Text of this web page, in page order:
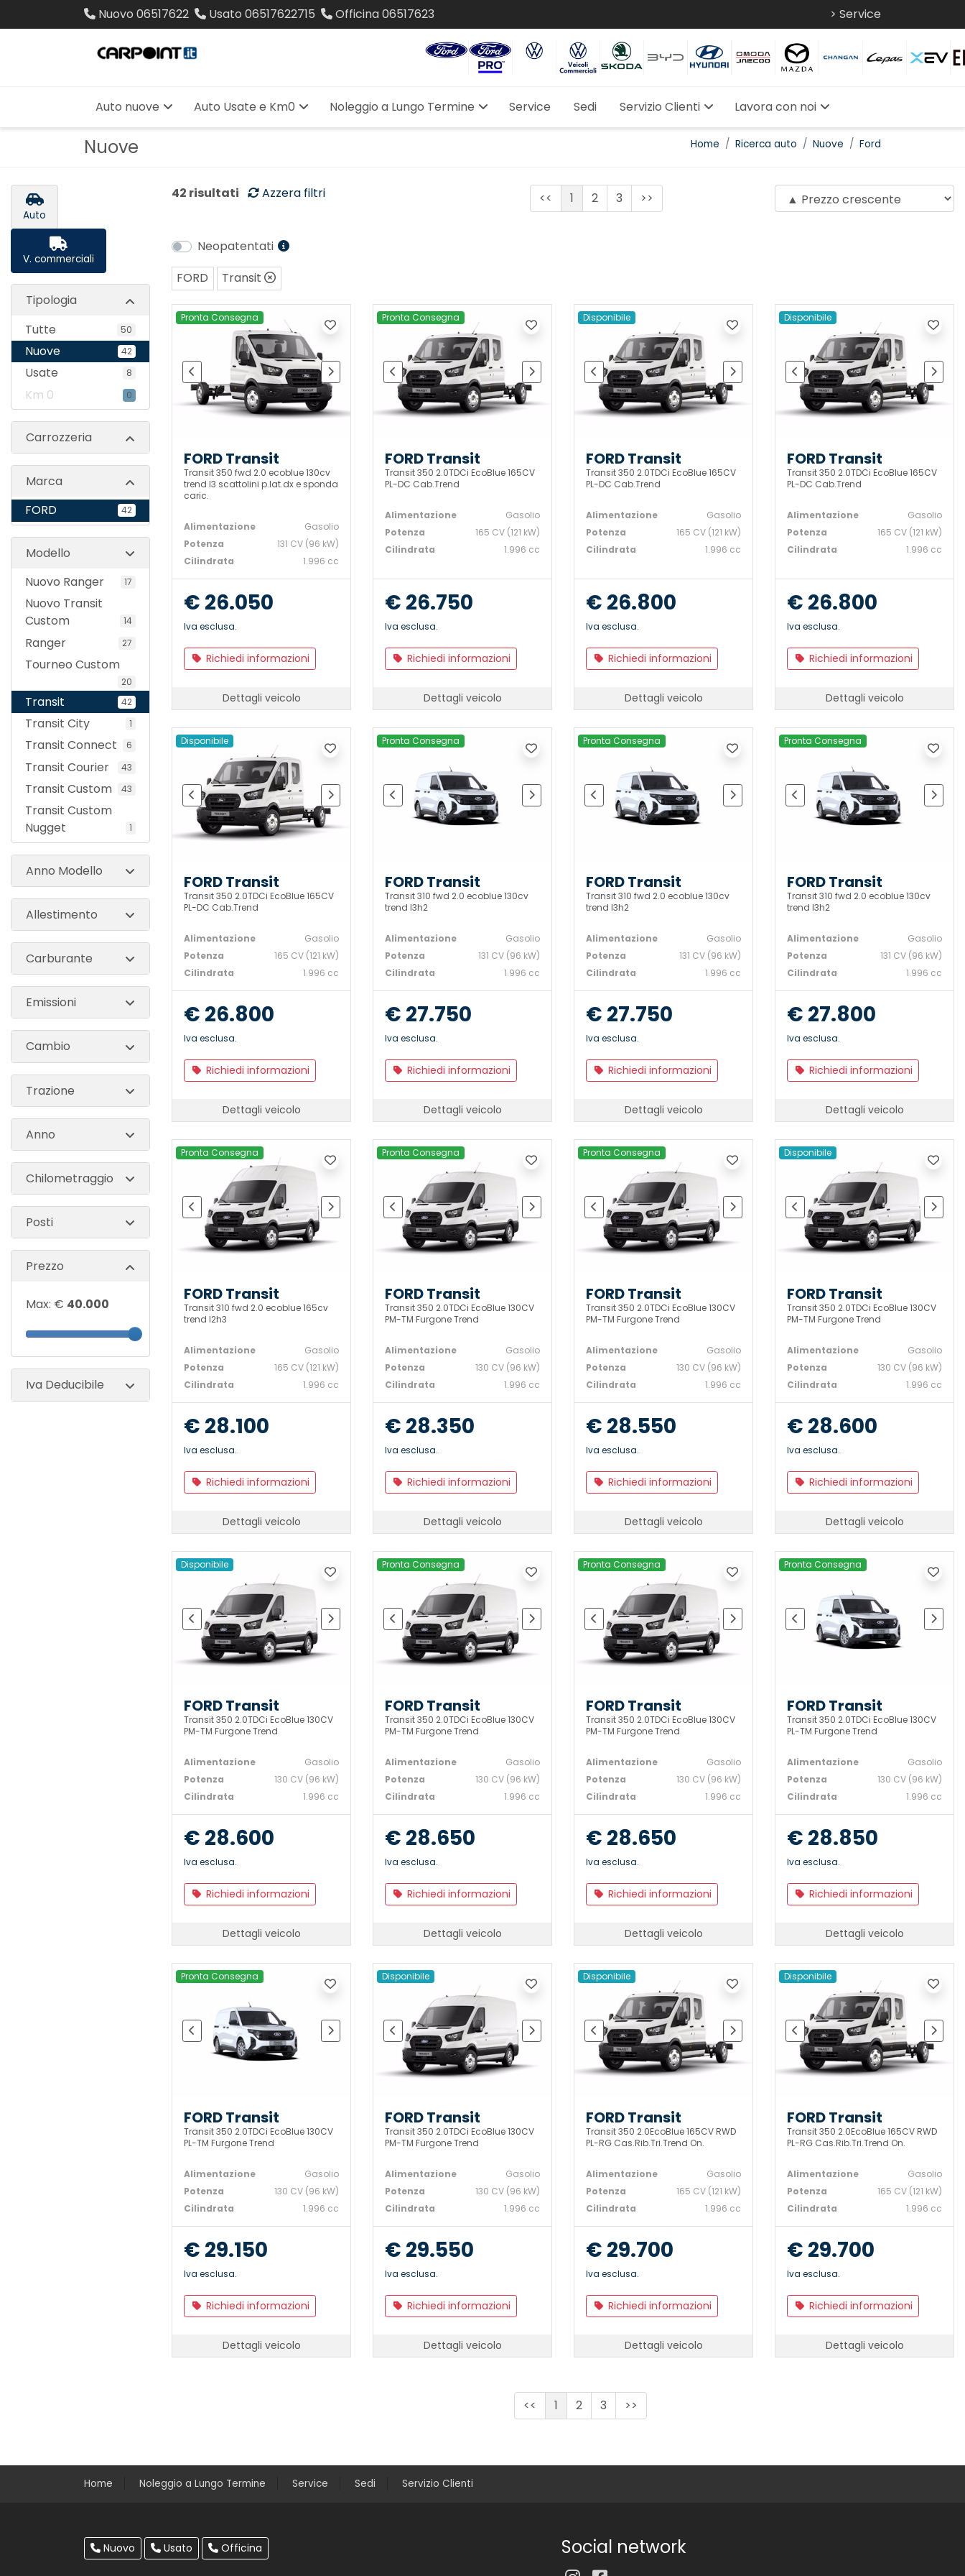
Nuovo 06517622 Usato 06517622715 Officina06517623 > Service
Auto nuove Auto Usate e Km0 Noleggio a Lungo Termine Service Sedi Servizio Clienti Lavora con noi
Nuove Home Ricerca auto Nuove Ford
Auto
V. commerciali
Tipologia
Tutte
50
Nuove 42
Usate 8
Km 0 0
Carrozzeria
Marca
FORD
42
Modello
Nuovo Ranger
17
Nuovo Transit
Custom
14
Ranger 27
Tourneo Custom
20
Transit 42
Transit City 1
Transit Connect 6
Transit Courier 43
Transit Custom 43
Transit Custom
Nugget
1
Anno Modello
Allestimento
Carburante
Emissioni
Cambio
Trazione
Anno
Chilometraggio
Posti
Prezzo
Max: € 40.000
Iva Deducibile
42 risultati Azzera filtri << 1 2 3 >>
Neopatentati
FORD
Transit
Pronta Consegna
FORD Transit
Transit 350 fwd 2.0 ecoblue 130cv
trend l3 scattolini p.lat.dx e sponda
caric.
Alimentazione
Gasolio
Potenza
131 CV (96 kW)
Cilindrata
1.996 cc
€ 26.050
Iva esclusa.
Richiedi informazioni
Dettagli veicolo
Pronta Consegna
FORD Transit
Transit 350 2.0TDCi EcoBlue 165CV
PL-DC Cab.Trend
Alimentazione
Gasolio
Potenza
165 CV (121 kW)
Cilindrata
1.996 cc
€ 26.750
Iva esclusa.
Richiedi informazioni
Dettagli veicolo
Disponibile
FORD Transit
Transit 350 2.0TDCi EcoBlue 165CV
PL-DC Cab.Trend
Alimentazione
Gasolio
Potenza
165 CV (121 kW)
Cilindrata
1.996 cc
€ 26.800
Iva esclusa.
Richiedi informazioni
Dettagli veicolo
Disponibile
FORD Transit
Transit 350 2.0TDCi EcoBlue 165CV
PL-DC Cab.Trend
Alimentazione
Gasolio
Potenza
165 CV (121 kW)
Cilindrata
1.996 cc
€ 26.800
Iva esclusa.
Richiedi informazioni
Dettagli veicolo
Disponibile
FORD Transit
Transit 350 2.0TDCi EcoBlue 165CV
PL-DC Cab.Trend
Alimentazione
Gasolio
Potenza
165 CV (121 kW)
Cilindrata
1.996 cc
€ 26.800
Iva esclusa.
Richiedi informazioni
Dettagli veicolo
Pronta Consegna
FORD Transit
Transit 310 fwd 2.0 ecoblue 130cv
trend l3h2
Alimentazione
Gasolio
Potenza
131 CV (96 kW)
Cilindrata
1.996 cc
€ 27.750
Iva esclusa.
Richiedi informazioni
Dettagli veicolo
Pronta Consegna
FORD Transit
Transit 310 fwd 2.0 ecoblue 130cv
trend l3h2
Alimentazione
Gasolio
Potenza
131 CV (96 kW)
Cilindrata
1.996 cc
€ 27.750
Iva esclusa.
Richiedi informazioni
Dettagli veicolo
Pronta Consegna
FORD Transit
Transit 310 fwd 2.0 ecoblue 130cv
trend l3h2
Alimentazione
Gasolio
Potenza
131 CV (96 kW)
Cilindrata
1.996 cc
€ 27.800
Iva esclusa.
Richiedi informazioni
Dettagli veicolo
Pronta Consegna
FORD Transit
Transit 310 fwd 2.0 ecoblue 165cv
trend l2h3
Alimentazione
Gasolio
Potenza
165 CV (121 kW)
Cilindrata
1.996 cc
€ 28.100
Iva esclusa.
Richiedi informazioni
Dettagli veicolo
Pronta Consegna
FORD Transit
Transit 350 2.0TDCi EcoBlue 130CV
PM-TM Furgone Trend
Alimentazione
Gasolio
Potenza
130 CV (96 kW)
Cilindrata
1.996 cc
€ 28.350
Iva esclusa.
Richiedi informazioni
Dettagli veicolo
Pronta Consegna
FORD Transit
Transit 350 2.0TDCi EcoBlue 130CV
PM-TM Furgone Trend
Alimentazione
Gasolio
Potenza
130 CV (96 kW)
Cilindrata
1.996 cc
€ 28.550
Iva esclusa.
Richiedi informazioni
Dettagli veicolo
Disponibile
FORD Transit
Transit 350 2.0TDCi EcoBlue 130CV
PM-TM Furgone Trend
Alimentazione
Gasolio
Potenza
130 CV (96 kW)
Cilindrata
1.996 cc
€ 28.600
Iva esclusa.
Richiedi informazioni
Dettagli veicolo
Disponibile
FORD Transit
Transit 350 2.0TDCi EcoBlue 130CV
PM-TM Furgone Trend
Alimentazione
Gasolio
Potenza
130 CV (96 kW)
Cilindrata
1.996 cc
€ 28.600
Iva esclusa.
Richiedi informazioni
Dettagli veicolo
Pronta Consegna
FORD Transit
Transit 350 2.0TDCi EcoBlue 130CV
PM-TM Furgone Trend
Alimentazione
Gasolio
Potenza
130 CV (96 kW)
Cilindrata
1.996 cc
€ 28.650
Iva esclusa.
Richiedi informazioni
Dettagli veicolo
Pronta Consegna
FORD Transit
Transit 350 2.0TDCi EcoBlue 130CV
PM-TM Furgone Trend
Alimentazione
Gasolio
Potenza
130 CV (96 kW)
Cilindrata
1.996 cc
€ 28.650
Iva esclusa.
Richiedi informazioni
Dettagli veicolo
Pronta Consegna
FORD Transit
Transit 350 2.0TDCi EcoBlue 130CV
PL-TM Furgone Trend
Alimentazione
Gasolio
Potenza
130 CV (96 kW)
Cilindrata
1.996 cc
€ 28.850
Iva esclusa.
Richiedi informazioni
Dettagli veicolo
Pronta Consegna
FORD Transit
Transit 350 2.0TDCi EcoBlue 130CV
PL-TM Furgone Trend
Alimentazione
Gasolio
Potenza
130 CV (96 kW)
Cilindrata
1.996 cc
€ 29.150
Iva esclusa.
Richiedi informazioni
Dettagli veicolo
Disponibile
FORD Transit
Transit 350 2.0TDCi EcoBlue 130CV
PM-TM Furgone Trend
Alimentazione
Gasolio
Potenza
130 CV (96 kW)
Cilindrata
1.996 cc
€ 29.550
Iva esclusa.
Richiedi informazioni
Dettagli veicolo
Disponibile
FORD Transit
Transit 350 2.0EcoBlue 165CV RWD
PL-RG Cas.Rib.Tri.Trend On.
Alimentazione
Gasolio
Potenza
165 CV (121 kW)
Cilindrata
1.996 cc
€ 29.700
Iva esclusa.
Richiedi informazioni
Dettagli veicolo
Disponibile
FORD Transit
Transit 350 2.0EcoBlue 165CV RWD
PL-RG Cas.Rib.Tri.Trend On.
Alimentazione
Gasolio
Potenza
165 CV (121 kW)
Cilindrata
1.996 cc
€ 29.700
Iva esclusa.
Richiedi informazioni
Dettagli veicolo
<< 1 2 3 >>
Home Noleggio a Lungo Termine Service Sedi Servizio Clienti
Nuovo Usato Officina Social network